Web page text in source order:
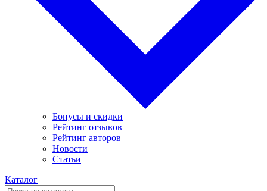
Бонусы и скидки
Рейтинг отзывов
Рейтинг авторов
Новости
Статьи
Каталог